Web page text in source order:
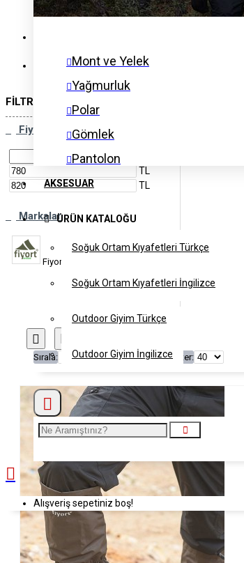
Mont ve Yelek
Yağmurluk
Polar
Gömlek
Pantolon
İçlik ve Aksesuar
AKSESUAR
ÜRÜN KATALOĞU
Soğuk Ortam Kıyafetleri Türkçe
Soğuk Ortam Kıyafetleri İngilizce
Outdoor Giyim Türkçe
Outdoor Giyim İngilizce
Alışveriş sepetiniz boş!
İçlik ve Aksesuar
FIRSAT REYONU
FILTRELEME Sıfırlama
Fiyat
TL
TL
Markalar
Fiyort
Sırala: Göster: